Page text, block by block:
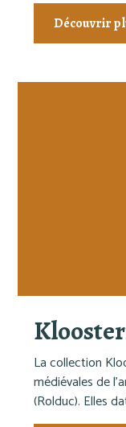
Découvrir
La collection
médiévales de
(Rolduc). Elles